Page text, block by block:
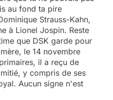
au fond ta pire
Strauss-Kahn,
à Lionel Jospin. Reste
que DSK garde pour
le 14 novembre
il a reçu de
y compris de ses
Aucun signe n'est